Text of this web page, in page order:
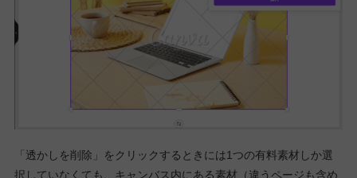
「透かしを削除」をクリックするときには1つの有料素材しか選
択していなくても、キャンバス内にある素材（違うページも含め